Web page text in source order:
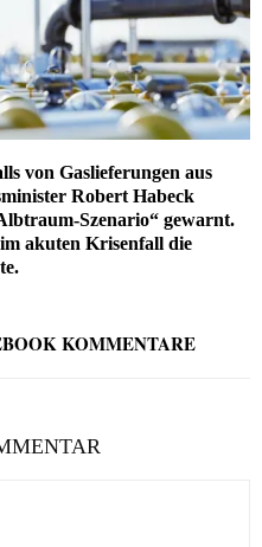
von Gaslieferungen aus
Robert Habeck
Szenario“ gewarnt.
akuten Krisenfall die
KOMMENTARE